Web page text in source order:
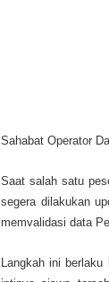
Sahabat Operator
Saat salah satu
segera dilakukan
memvalidasi data
Langkah ini